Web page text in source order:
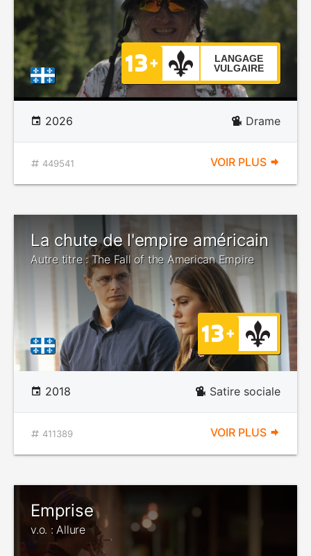
LANGAGE
VULGAIRE
2026 Drame
449541 VOIR PLUS
La chute de l'empire américain
Autre titre : The Fall of the American Empire
2018 Satire sociale
411389 VOIR PLUS
Emprise
v.o. : Allure